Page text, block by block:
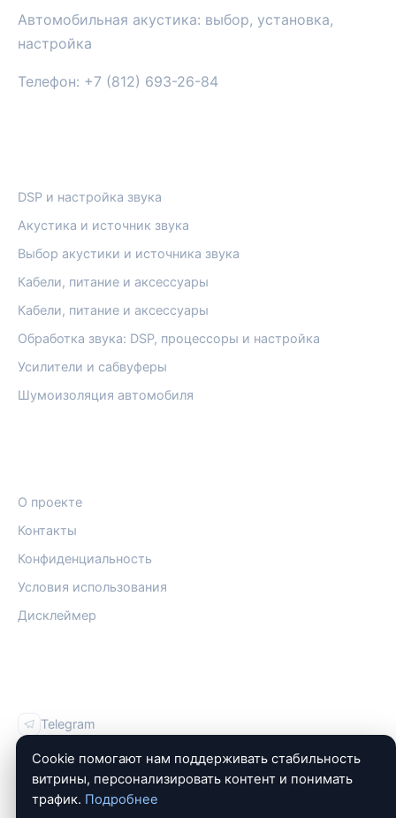
Автомобильная акустика: выбор, установка,
настройка
Телефон: +7 (812) 693-26-84
DSP и настройка звука
Акустика и источник звука
Выбор акустики и источника звука
Кабели, питание и аксессуары
Кабели, питание и аксессуары
Обработка звука: DSP, процессоры и настройка
Усилители и сабвуферы
Шумоизоляция автомобиля
О проекте
Контакты
Конфиденциальность
Условия использования
Дисклеймер
Telegram
Vk
Cookie помогают нам поддерживать стабильность
витрины, персонализировать контент и понимать
трафик. Подробнее